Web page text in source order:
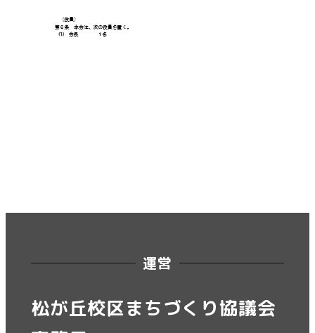
運営
松が丘校区まちづくり協議会